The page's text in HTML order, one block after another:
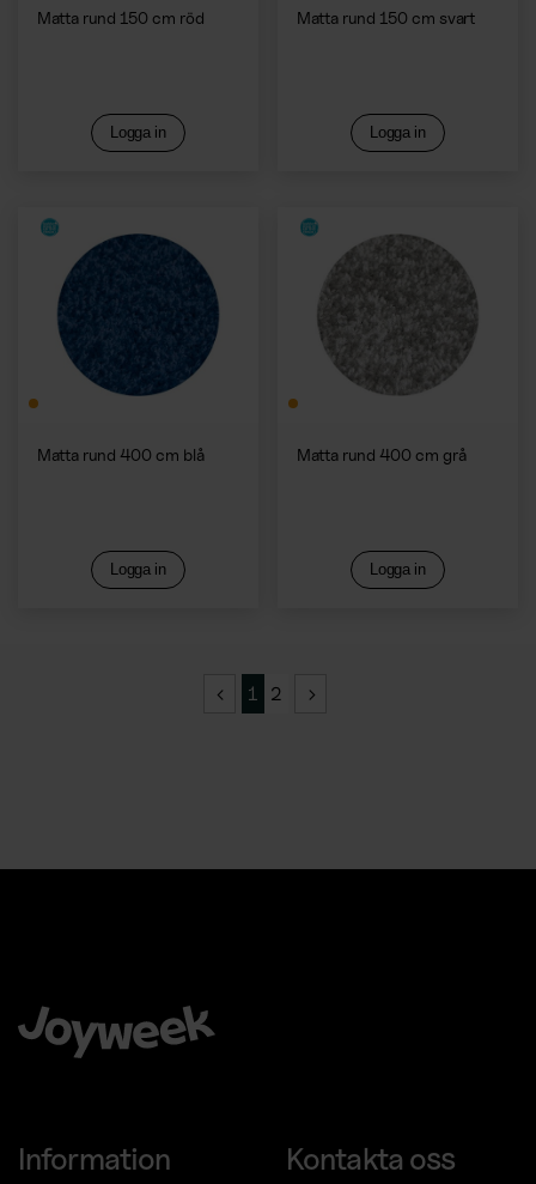
Matta rund 150 cm röd
Logga in
Matta rund 150 cm svart
Logga in
Matta rund 400 cm blå
Logga in
Matta rund 400 cm grå
Logga in
1 2
Information Kontakta oss